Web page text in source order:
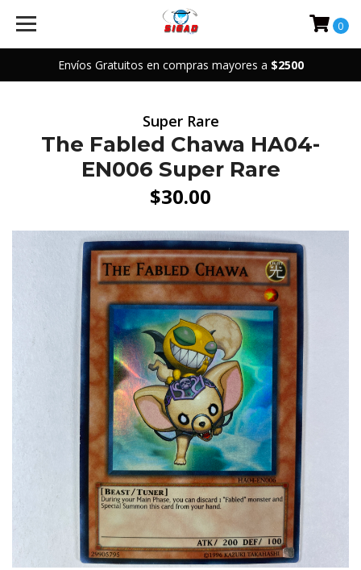
Envíos Gratuitos en compras mayores a $2500
0
Super Rare
The Fabled Chawa HA04-
EN006 Super Rare
$30.00